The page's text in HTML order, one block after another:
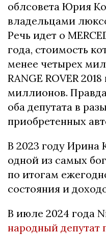
облсовета Юрия
владельцами
Речь идет о
года, стоимость
менее четырех
RANGE ROVER
миллионов.
оба депутата в
приобретенных
В 2023 году
одной из самых
по итогам
состояния и
В июле 2024 года
народный депутат